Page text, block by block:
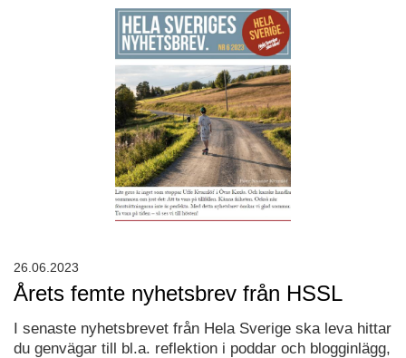
Årets femte nyhetsbrev från HSSL
I senaste nyhetsbrevet från Hela Sverige ska leva hittar
du genvägar till bl.a. reflektion i poddar och blogginlägg,
26.06.2023